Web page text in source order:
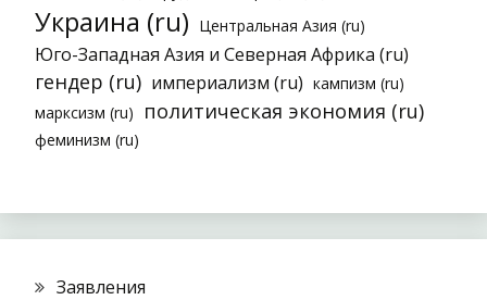
Украина (ru) Центральная Азия (ru)
Юго-Западная Азия и Северная Африка (ru)
гендер (ru) империализм (ru) кампизм (ru)
марксизм (ru)
политическая экономия (ru)
феминизм (ru)
Заявления